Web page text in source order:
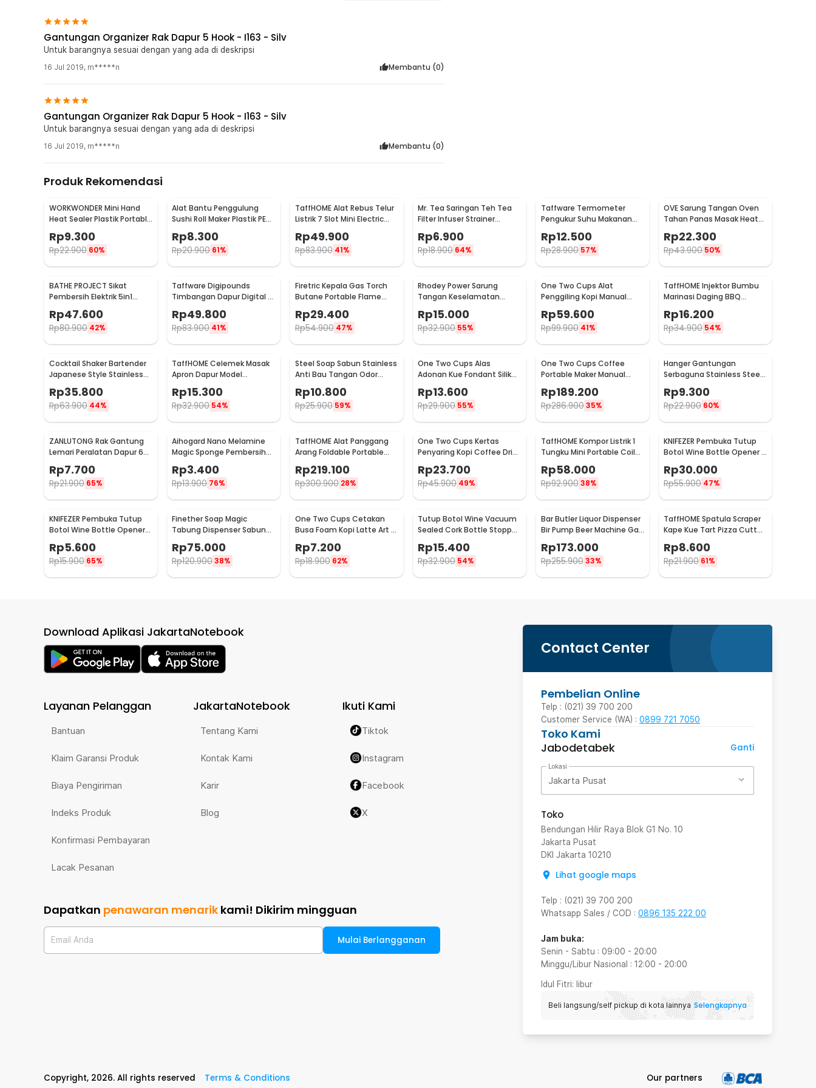
Gantungan Organizer Rak Dapur 5 Hook - I163 - Silv
Untuk barangnya sesuai dengan yang ada di deskripsi
16 Jul 2019, m*****n Membantu (0)
Gantungan Organizer Rak Dapur 5 Hook - I163 - Silv
Untuk barangnya sesuai dengan yang ada di deskripsi
16 Jul 2019, m*****n Membantu (0)
Produk Rekomendasi
WORKWONDER Mini Hand
Heat Sealer Plastik Portable
Baterai AA - LX2000A
Rp9.300
Rp22.900 60%
Alat Bantu Penggulung
Sushi Roll Maker Plastik PE
22x20.5x0.1cm - E1119
Rp8.300
Rp20.900 61%
TaffHOME Alat Rebus Telur
Listrik 7 Slot Mini Electric
Rp49.900
Rp83.900 41%
Mr. Tea Saringan Teh Tea
Filter Infuser Strainer
Chilling Man Silicon - MR03
Rp6.900
Rp18.900 64%
Taffware Termometer
Pengukur Suhu Makanan
TP101
Rp12.500
Rp28.900 57%
OVE Sarung Tangan Oven
Tahan Panas Masak Heat
Resistant Gloves - 540F
Rp22.300
Rp43.900 50%
BATHE PROJECT Sikat
Pembersih Elektrik 5in1
Magic Brush Rechargeable
- WQ8110
Rp47.600
Rp80.900 42%
Taffware Digipounds
Timbangan Dapur Digital 6
Satuan 1kg 0.1g - i2000
Rp49.800
Rp83.900 41%
Firetric Kepala Gas Torch
Butane Portable Flame
Rp29.400
Rp54.900 47%
Rhodey Power Sarung
Tangan Keselamatan
EN388
Rp15.000
Rp32.900 55%
One Two Cups Alat
Penggiling Kopi Manual
Coffee Grinder Portable -
WFCG9800
Rp59.600
Rp99.900 41%
TaffHOME Injektor Bumbu
Marinasi Daging BBQ
Seasoning Injector - HC117
Rp16.200
Rp34.900 54%
Cocktail Shaker Bartender
Japanese Style Stainless
Steel 200ml
Rp35.800
Rp63.900 44%
TaffHOME Celemek Masak
Apron Dapur Model
Kantong Pola Spatula -
JJ41
Rp15.300
Rp32.900 54%
Steel Soap Sabun Stainless
Anti Bau Tangan Odor
Remove - HW071
Rp10.800
Rp25.900 59%
One Two Cups Alas
Adonan Kue Fondant Silikon
Baking Mat Anti Slip -
JJ3873
Rp13.600
Rp29.900 55%
One Two Cups Coffee
Portable Maker Manual
Hand Press Espresso 300ml
- T35066
Rp189.200
Rp286.900 35%
Hanger Gantungan
Serbaguna Stainless Steel
10 PCS - M127105
Rp9.300
Rp22.900 60%
ZANLUTONG Rak Gantung
Lemari Peralatan Dapur 6
Rp7.700
Rp21.900 65%
Aihogard Nano Melamine
Magic Sponge Pembersih
Karat Besi - CW62
Rp3.400
Rp13.900 76%
TaffHOME Alat Panggang
Arang Foldable Portable
HWSK77
Rp219.100
Rp300.900 28%
One Two Cups Kertas
Penyaring Kopi Coffee Drip
Bag Paper Filter 50PCS -
T111
Rp23.700
Rp45.900 49%
TaffHOME Kompor Listrik 1
Tungku Mini Portable Coil
Hot Plate 500W - C1-1000-
03
Rp58.000
Rp92.900 38%
KNIFEZER Pembuka Tutup
Botol Wine Bottle Opener -
TYK-074B
Rp30.000
Rp55.900 47%
KNIFEZER Pembuka Tutup
Botol Wine Bottle Opener
Stainless Steel - WS01
Rp5.600
Rp15.900 65%
Finether Soap Magic
Tabung Dispenser Sabun
Rp75.000
Rp120.90038%
One Two Cups Cetakan
Busa Foam Kopi Latte Art 16
Rp7.200
Rp18.900 62%
Tutup Botol Wine Vacuum
Sealed Cork Bottle Stopper
Rp15.400
Rp32.900 54%
Bar Butler Liquor Dispenser
Bir Pump Beer Machine Gas
Station 900ml - P-36
Rp173.000
Rp255.900 33%
TaffHOME Spatula Scraper
Kape Kue Tart Pizza Cutter
15cm - CJ07121
Rp8.600
Rp21.900 61%
Contact Center
Pembelian Online
Telp : (021) 39 700 200
Customer Service (WA) : 0899 721 7050
Toko Kami
Jabodetabek
Ganti
Lokasi
Jakarta Pusat
Toko
Bendungan Hilir Raya Blok G1 No. 10
Jakarta Pusat
DKI Jakarta 10210
Lihat google maps
Telp : (021) 39 700 200
Whatsapp Sales / COD : 0896 135 222 00
Jam buka:
Senin - Sabtu : 09:00 - 20:00
Minggu/Libur Nasional : 12:00 - 20:00
Idul Fitri: libur
Beli langsung/self pickup di kota lainnya Selengkapnya
Download Aplikasi JakartaNotebook
Layanan Pelanggan
Bantuan
Klaim Garansi Produk
Biaya Pengiriman
Indeks Produk
Konfirmasi Pembayaran
Lacak Pesanan
JakartaNotebook
Tentang Kami
Kontak Kami
Karir
Blog
Ikuti Kami
Tiktok
Instagram
Facebook
X
Dapatkan penawaran menarik kami! Dikirim mingguan
Email Anda Mulai Berlangganan
Copyright, 2026. All rights reserved Terms & Conditions Our partners